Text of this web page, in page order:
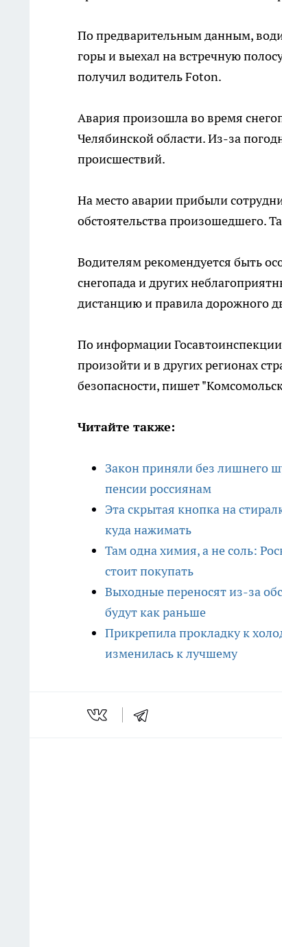
По предварительным данным,
горы и выехал на встречную
получил водитель Foton.
Авария произошла во время
Челябинской области. Из-за
происшествий.
На место аварии прибыли
обстоятельства произошедшего.
Водителям рекомендуется быть
снегопада и других
дистанцию и правила дорожного
По информации
произойти и в других регионах
безопасности, пишет
Читайте также:
Закон приняли без лишнего
пенсии россиянам
Эта скрытая кнопка на
куда нажимать
Там одна химия, а не соль:
стоит покупать
Выходные переносят из-за
будут как раньше
Прикрепила прокладку к
изменилась к лучшему